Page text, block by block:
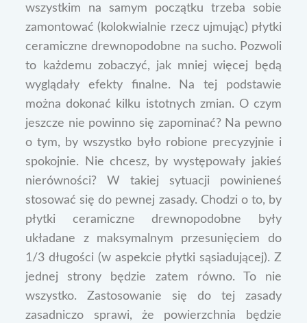
wszystkim na samym początku trzeba sobie
zamontować (kolokwialnie rzecz ujmując) płytki
ceramiczne drewnopodobne na sucho. Pozwoli
to każdemu zobaczyć, jak mniej więcej będą
wyglądały efekty finalne. Na tej podstawie
można dokonać kilku istotnych zmian. O czym
jeszcze nie powinno się zapominać? Na pewno
o tym, by wszystko było robione precyzyjnie i
spokojnie. Nie chcesz, by występowały jakieś
nierówności? W takiej sytuacji powinieneś
stosować się do pewnej zasady. Chodzi o to, by
płytki ceramiczne drewnopodobne były
układane z maksymalnym przesunięciem do
1/3 długości (w aspekcie płytki sąsiadującej). Z
jednej strony będzie zatem równo. To nie
wszystko. Zastosowanie się do tej zasady
zasadniczo sprawi, że powierzchnia będzie